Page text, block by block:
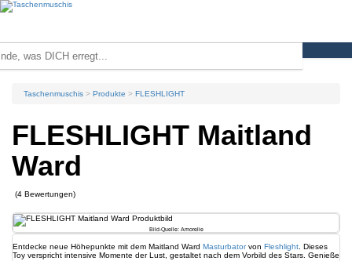
Taschenmuschis Produkte FLESHLIGHT
FLESHLIGHT Maitland
Ward
(4 Bewertungen)
Bild-Quelle: Amorelie
Entdecke neue Höhepunkte mit dem Maitland Ward Masturbatorvon Fleshlight . Dieses
Toy verspricht intensive Momente der Lust, gestaltet nach dem Vorbild des Stars. Genieße